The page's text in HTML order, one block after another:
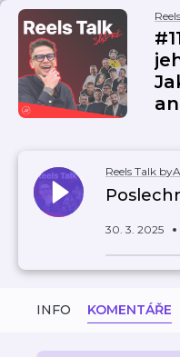
Reels Talk
30. 3. 2025
INFO KOMENTÁŘE